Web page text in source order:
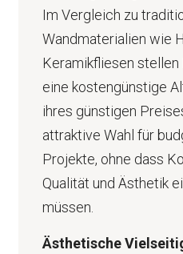
Im Vergleich zu
Wandmaterialien wie
Keramikfliesen stellen
eine kostengünstige
ihres günstigen
attraktive Wahl für
Projekte, ohne dass
Qualität und Ästhetik
müssen.
Ästhetische